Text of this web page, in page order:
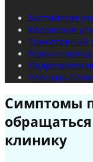
Балтийская
Квесисская
Трикотажный
Марьинароща
площадь
Симптомы
клинику